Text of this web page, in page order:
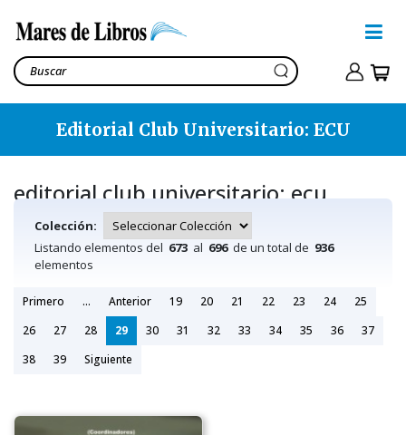
Editorial Club Universitario: ECU
editorial club universitario: ecu
Colección:
Listando elementos del 673 al 696de un total de 936
elementos
Primero ... Anterior 19 20 21 22 23 24
25
26
27 28 29 30 31 32 33 34 35 36
37
38
39 Siguiente